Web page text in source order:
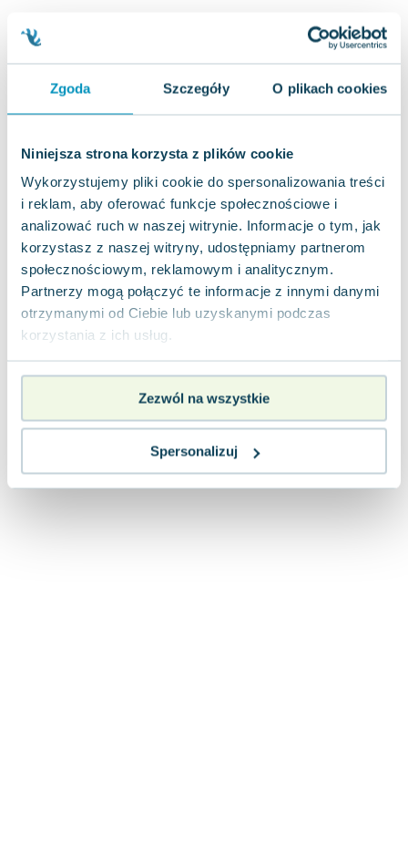
Zgoda Szczegóły O plikach cookies
Niniejsza strona korzysta z plików cookie
Wykorzystujemy pliki cookie do spersonalizowania treści
i reklam, aby oferować funkcje społecznościowe i
analizować ruch w naszej witrynie. Informacje o tym, jak
korzystasz z naszej witryny, udostępniamy partnerom
społecznościowym, reklamowym i analitycznym.
Partnerzy mogą połączyć te informacje z innymi danymi
otrzymanymi od Ciebie lub uzyskanymi podczas
korzystania z ich usług.
Zezwól na wszystkie
Spersonalizuj
Ajahn Brahm